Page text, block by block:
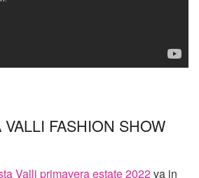
VALLI FASHION SHOW
Valli primavera estate 2022va in